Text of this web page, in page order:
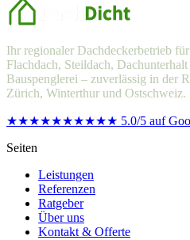
Ihr regionaler Dachdeckerbetrieb für
Flachdach, Steildach, Dachunterhalt
Bauspenglerei – zuverlässig in der
Zürich, Winterthur und Ostschweiz.
★★★★★★★★★★ 5.0/5 auf
Seiten
Leistungen
Referenzen
Ratgeber
Über uns
Kontakt & Offerte